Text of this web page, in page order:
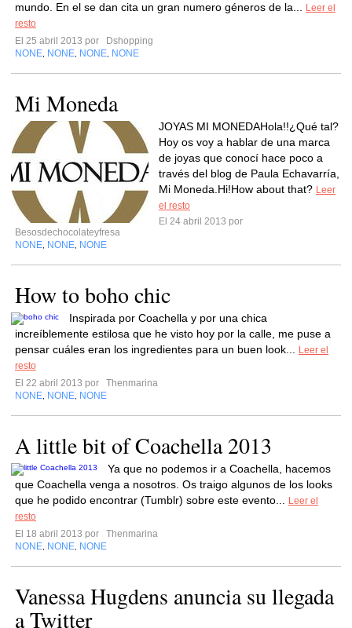
mundo. En el se dan cita un gran numero géneros de la...
Leer el
resto
El 25 abril 2013 por
Dshopping
NONE NONE NONE NONE
Mi Moneda
JOYAS MI MONEDAHola!!¿Qué tal?
Hoy os voy a hablar de una marca
de joyas que conocí hace poco a
través del blog de Paula Echavarría,
Mi Moneda.Hi!How about that? Leer
el resto
El 24 abril 2013 por
Besosdechocolateyfresa
NONE NONE NONE
How to boho chic
Inspirada por Coachella y por una chica
increíblemente estilosa que he visto hoy por la calle, me puse a
pensar cuáles eran los ingredientes para un buen look...
Leer el
resto
El 22 abril 2013 por
Thenmarina
NONE NONE NONE
A little bit of Coachella 2013
Ya que no podemos ir a Coachella, hacemos
que Coachella venga a nosotros. Os traigo algunos de los looks
que he podido encontrar (Tumblr) sobre este evento...
Leer el
resto
El 18 abril 2013 por
Thenmarina
NONE NONE NONE
Vanessa Hugdens anuncia su llegada
a Twitter